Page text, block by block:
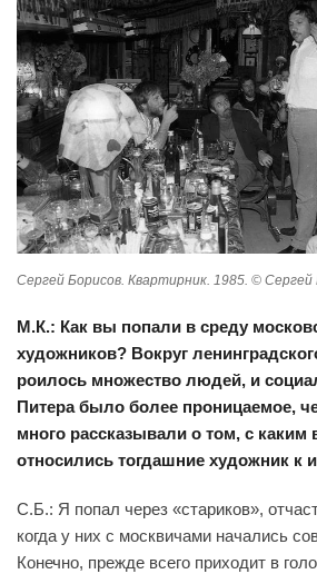
Сергей Борисов. Квартирник. 1985. © Сергей
М.К.: Как вы попали в среду
художников? Вокруг
роилось множество людей, и
Питера было более проницаемое,
много рассказывали о том, с
относились тогдашние художник к
С.Б.: Я попал через «стариков»,
когда у них с москвичами начались
Конечно, прежде всего приходит в